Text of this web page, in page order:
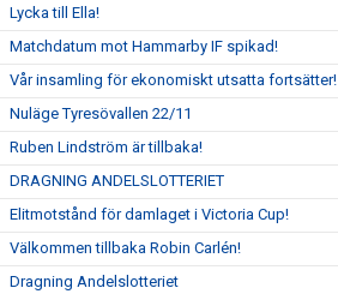
Lycka till Ella!
Matchdatum mot Hammarby IF spikad!
Vår insamling för ekonomiskt utsatta fortsätter!
Nuläge Tyresövallen 22/11
Ruben Lindström är tillbaka!
DRAGNING ANDELSLOTTERIET
Elitmotstånd för damlaget i Victoria Cup!
Välkommen tillbaka Robin Carlén!
Dragning Andelslotteriet